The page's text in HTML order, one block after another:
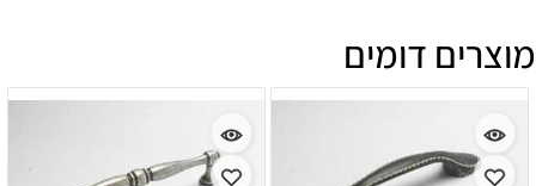
מוצרים דומים